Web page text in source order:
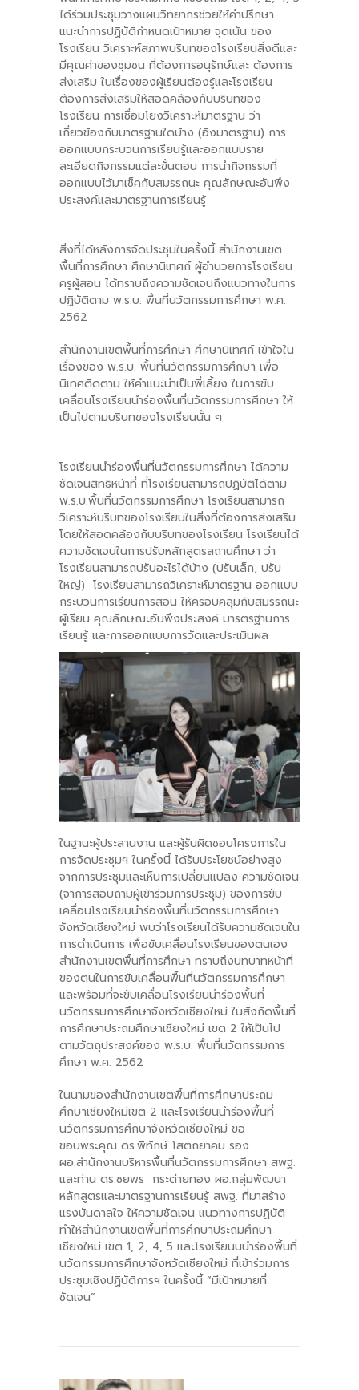
ได้ร่วมประชุมวางแผนวิทยากรช่วยให้คำปรึกษา
แนะนำการปฏิบัติกำหนดเป้าหมาย จุดเน้น ของ
โรงเรียน วิเคราะห์สภาพบริบทของโรงเรียนสิ่งดีและ
มีคุณค่าของชุมชน ที่ต้องการอนุรักษ์และ ต้องการ
ส่งเสริม ในเรื่องของผู้เรียนต้องรู้และโรงเรียน
ต้องการส่งเสริมให้สอดคล้องกับบริบทของ
โรงเรียน การเชื่อมโยงวิเคราะห์มาตรฐาน ว่า
เกี่ยวข้องกับมาตรฐานใดบ้าง (อิงมาตรฐาน) การ
ออกแบบกระบวนการเรียนรู้และออกแบบราย
ละเอียดกิจกรรมแต่ละขั้นตอน การนำกิจกรรมที่
ออกแบบไว้มาเช็คกับสมรรถนะ คุณลักษณะอันพึง
ประสงค์และมาตรฐานการเรียนรู้
สิ่งที่ได้หลังการจัดประชุมในครั้งนี้ สำนักงานเขต
พื้นที่การศึกษา ศึกษานิเทศก์ ผู้อำนวยการโรงเรียน
ครูผู้สอน ได้ทราบถึงความชัดเจนถึงแนวทางในการ
ปฏิบัติตาม พ.ร.บ. พื้นที่นวัตกรรมการศึกษา พ.ศ.
2562
สำนักงานเขตพื้นที่การศึกษา ศึกษานิเทศก์ เข้าใจใน
เรื่องของ พ.ร.บ. พื้นที่นวัตกรรมการศึกษา เพื่อ
นิเทศติดตาม ให้คำแนะนำเป็นพี่เลี้ยง ในการขับ
เคลื่อนโรงเรียนนำร่องพื้นที่นวัตกรรมการศึกษา ให้
เป็นไปตามบริบทของโรงเรียนนั้น ๆ
โรงเรียนนำร่องพื้นที่นวัตกรรมการศึกษา ได้ความ
ชัดเจนสิทธิหน้าที่ ที่โรงเรียนสามารถปฏิบัติได้ตาม
พ.ร.บ.พื้นที่นวัตกรรมการศึกษา โรงเรียนสามารถ
วิเคราะห์บริบทของโรงเรียนในสิ่งที่ต้องการส่งเสริม
โดยให้สอดคล้องกับบริบทของโรงเรียน โรงเรียนได้
ความชัดเจนในการปรับหลักสูตรสถานศึกษา ว่า
โรงเรียนสามารถปรับอะไรได้บ้าง (ปรับเล็ก, ปรับ
ใหญ่) โรงเรียนสามารถวิเคราะห์มาตรฐาน ออกแบบ
กระบวนการเรียนการสอน ให้ครอบคลุมกับสมรรถนะ
ผู้เรียน คุณลักษณะอันพึงประสงค์ มารตรฐานการ
เรียนรู้ และการออกแบบการวัดและประเมินผล
ในฐานะผู้ประสานงาน และผู้รับผิดชอบโครงการใน
การจัดประชุมฯ ในครั้งนี้ ได้รับประโยชน์อย่างสูง
จากการประชุมและเห็นการเปลี่ยนแปลง ความชัดเจน
(จาการสอบถามผู้เข้าร่วมการประชุม) ของการขับ
เคลื่อนโรงเรียนนำร่องพื้นที่นวัตกรรมการศึกษา
จังหวัดเชียงใหม่ พบว่าโรงเรียนได้รับความชัดเจนใน
การดำเนินการ เพื่อขับเคลื่อนโรงเรียนของตนเอง
สำนักงานเขตพื้นที่การศึกษา ทราบถึงบทบาทหน้าที่
ของตนในการขับเคลื่อนพื้นที่นวัตกรรมการศึกษา
และพร้อมที่จะขับเคลื่อนโรงเรียนนำร่องพื้นที่
นวัตกรรมการศึกษาจังหวัดเชียงใหม่ ในสังกัดพื้นที่
การศึกษาประถมศึกษาเชียงใหม่ เขต 2 ให้เป็นไป
ตามวัตถุประสงค์ของ พ.ร.บ. พื้นที่นวัตกรรมการ
ศึกษา พ.ศ. 2562
ในนามของสำนักงานเขตพื้นที่การศึกษาประถม
ศึกษาเชียงใหม่เขต 2 และโรงเรียนนำร่องพื้นที่
นวัตกรรมการศึกษาจังหวัดเชียงใหม่ ขอ
ขอบพระคุณ ดร.พิทักษ์ โสตถยาคม รอง
ผอ.สำนักงานบริหารพื้นที่นวัตกรรมการศึกษา สพฐ.
และท่าน ดร.ชยพร กระต่ายทอง ผอ.กลุ่มพัฒนา
หลักสูตรและมาตรฐานการเรียนรู้ สพฐ. ที่มาสร้าง
แรงบันดาลใจ ให้ความชัดเจน แนวทางการปฏิบัติ
ทำให้สำนักงานเขตพื้นที่การศึกษาประถมศึกษา
เชียงใหม่ เขต 1, 2, 4, 5 และโรงเรียนนนำร่องพื้นที่
นวัตกรรมการศึกษาจังหวัดเชียงใหม่ ที่เข้าร่วมการ
ประชุมเชิงปฏิบัติการฯ ในครั้งนี้ “มีเป้าหมายที่
ชัดเจน”